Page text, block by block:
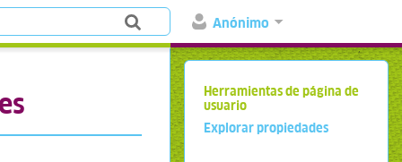
Anónimo
Herramientas de página de
usuario
Explorar propiedades